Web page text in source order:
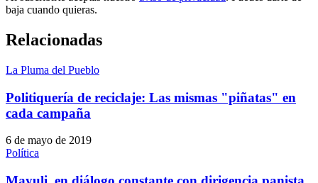
baja cuando quieras.
Relacionadas
La Pluma del Pueblo
Politiquería de reciclaje: Las mismas "piñatas" en
cada campaña
6 de mayo de 2019
Política